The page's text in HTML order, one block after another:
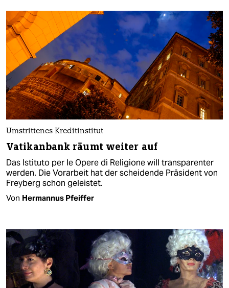
Umstrittenes Kreditinstitut
Vatikanbank räumt weiter auf
Das Istituto per le Opere di Religione will transparenter
werden. Die Vorarbeit hat der scheidende Präsident von
Freyberg schon geleistet.
Von Hermannus Pfeiffer